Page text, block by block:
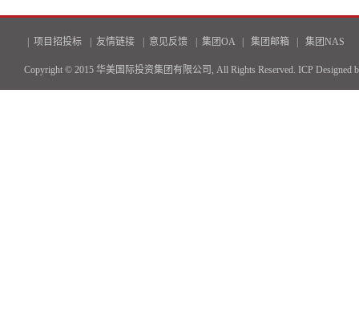
项目招投标 友情链接 意见反馈 集团OA| 集团邮箱 集团NAS
Copyright © 2015 华美国际投资集团有限公司, All Rights Reserved. ICP Designed